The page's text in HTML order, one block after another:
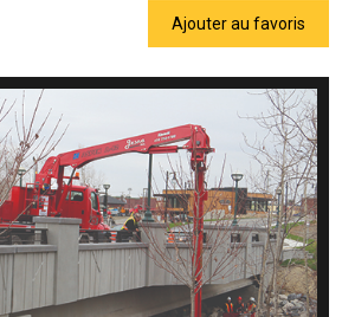
Ajouter au favoris